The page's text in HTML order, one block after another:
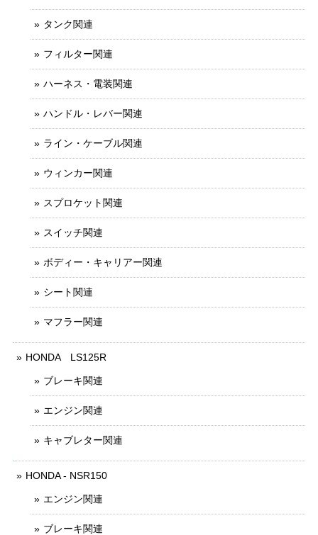
タンク関連
フィルター関連
ハーネス・電装関連
ハンドル・レバー関連
ライン・ケーブル関連
ウィンカー関連
スプロケット関連
スイッチ関連
ボディー・キャリアー関連
シート関連
マフラー関連
HONDA LS125R
ブレーキ関連
エンジン関連
キャブレター関連
HONDA - NSR150
エンジン関連
ブレーキ関連